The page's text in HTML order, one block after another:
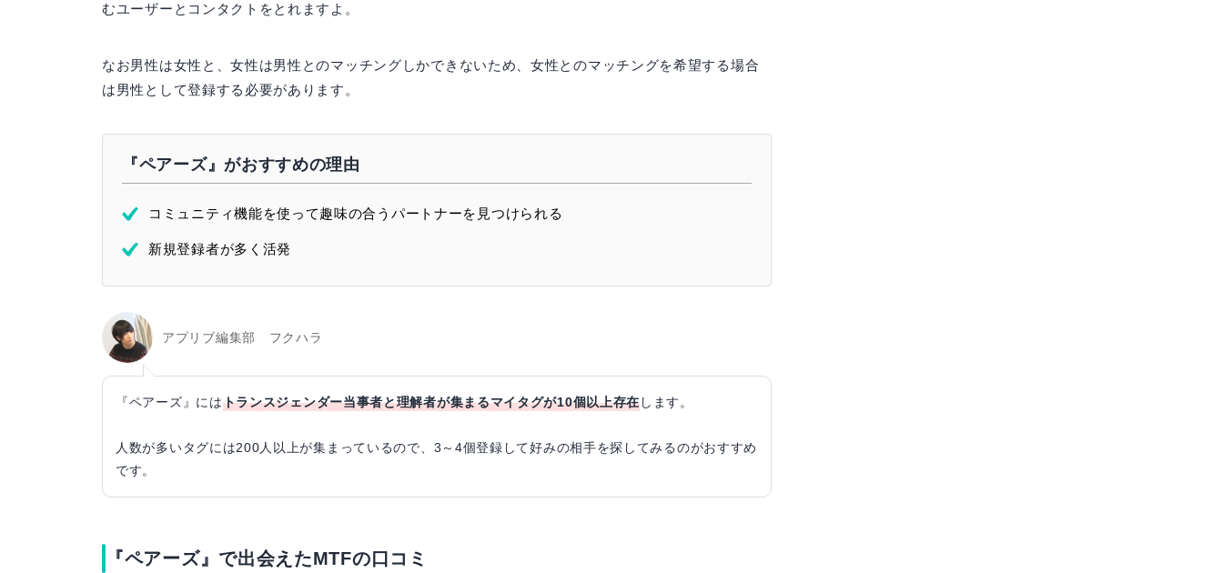
むユーザーとコンタクトをとれますよ。
なお男性は女性と、女性は男性とのマッチングしかできないため、女性とのマッチングを希望する場合
は男性として登録する必要があります。
『ペアーズ』がおすすめの理由
コミュニティ機能を使って趣味の合うパートナーを見つけられる
新規登録者が多く活発
アプリブ編集部 フクハラ
『ペアーズ』にはトランスジェンダー当事者と理解者が集まるマイタグが10個以上存在します。
人数が多いタグには200人以上が集まっているので、3～4個登録して好みの相手を探してみるのがおすすめ
です。
『ペアーズ』で出会えたMTFの口コミ